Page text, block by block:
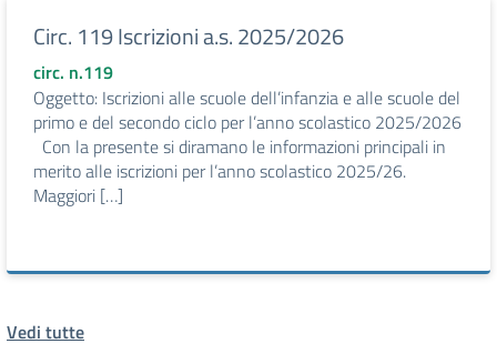
Circ. 119 Iscrizioni a.s. 2025/2026
circ. n.119
Oggetto: Iscrizioni alle scuole dell’infanzia e alle scuole del
primo e del secondo ciclo per l’anno scolastico 2025/2026
Con la presente si diramano le informazioni principali in
merito alle iscrizioni per l’anno scolastico 2025/26.
Maggiori […]
Vedi tutte